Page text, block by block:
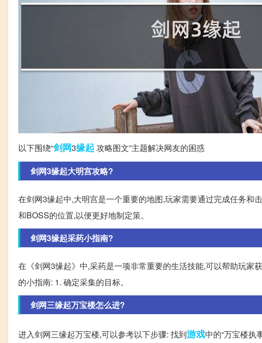
以下围绕“剑网3缘起攻略图文”主题解决网友的困惑
剑网3缘起大明宫攻略?
在剑网3缘起中,大明宫是一个重要的地图,玩家需要通过完成任务
和BOSS的位置,以便更好地制定策。
剑网3缘起采药小指南?
在《剑网3缘起》中,采药是一项非常重要的生活技能,可以帮助玩
的小指南: 1. 确定采集的目标。
剑网三缘起万宝楼怎么进?
进入剑网三缘起万宝楼,可以参考以下步骤: 找到游戏中的“万宝楼执